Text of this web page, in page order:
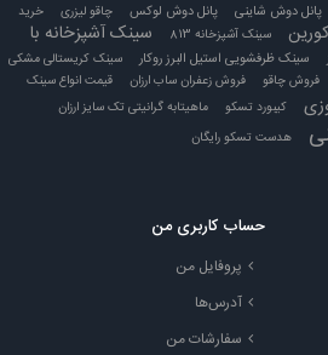
پانل دوش شاینی پانل دوش لوکس چاقو لیزری
خرید
سینک آشپزخانه 813
سینک آشپزخانه با
سینک ظرفشویی استیل البرز روکار
سینک کریستالی مشکی
فروش چاقو فروش زعفران ساب ارزان
قیمت انواع سینک
کیبورد تسکو ماهیتابه گرانیتی تک سایز ارزان
هدست تسکو رایگان
حساب کاربری من
پروفایل من
آدرس‌ها
سفارشات من